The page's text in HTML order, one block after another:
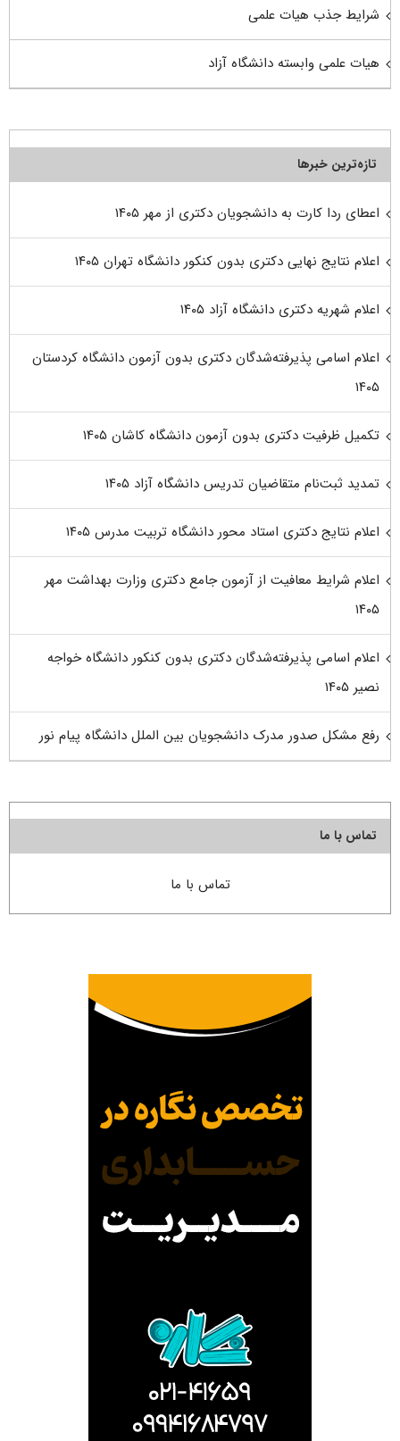
شرایط جذب هیات علمی
هیات علمی وابسته دانشگاه آزاد
تازه‌ترین خبرها
اعطای ردا کارت به دانشجویان دکتری از مهر ۱۴۰۵
اعلام نتایج نهایی دکتری بدون کنکور دانشگاه تهران ۱۴۰۵
اعلام شهریه دکتری دانشگاه آزاد ۱۴۰۵
اعلام اسامی پذیرفته‌شدگان دکتری بدون آزمون دانشگاه کردستان
۱۴۰۵
تکمیل ظرفیت دکتری بدون آزمون دانشگاه کاشان ۱۴۰۵
تمدید ثبت‌نام متقاضیان تدریس دانشگاه آزاد ۱۴۰۵
اعلام نتایج دکتری استاد محور دانشگاه تربیت مدرس ۱۴۰۵
اعلام شرایط معافیت از آزمون جامع دکتری وزارت بهداشت مهر
۱۴۰۵
اعلام اسامی پذیرفته‌شدگان دکتری بدون کنکور دانشگاه خواجه
نصیر ۱۴۰۵
رفع مشکل صدور مدرک دانشجویان بین الملل دانشگاه پیام نور
تماس با ما
تماس با ما